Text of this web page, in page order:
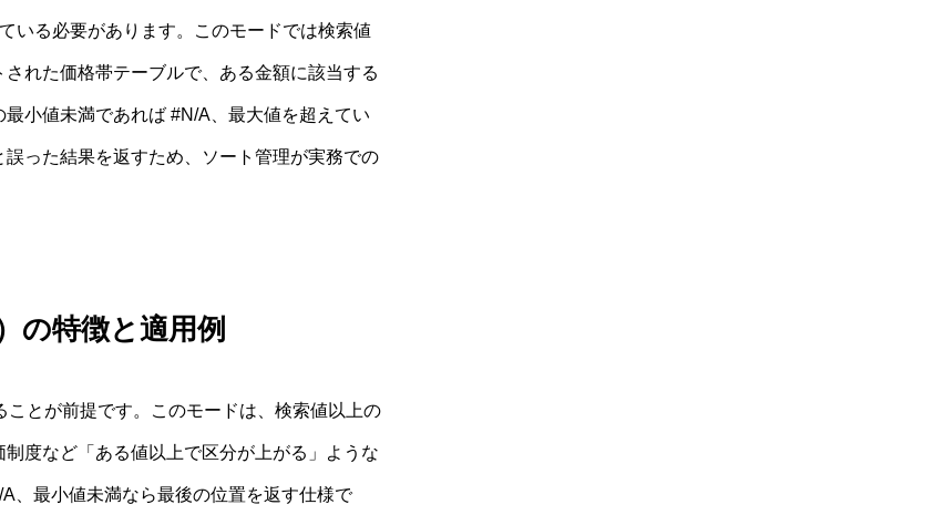
いる必要があります。このモードでは検索値
れた価格帯テーブルで、ある金額に該当する
小値未満であれば #N/A、最大値を超えてい
った結果を返すため、ソート管理が実務での
の特徴と適用例
とが前提です。このモードは、検索値以上の
度など「ある値以上で区分が上がる」ような
、最小値未満なら最後の位置を返す仕様で